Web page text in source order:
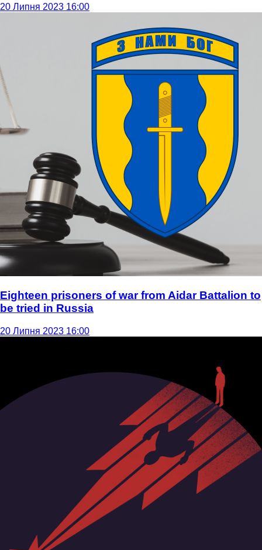
20 Липня 2023 16:00
Eighteen prisoners of war from Aidar Battalion to
be tried in Russia
20 Липня 2023 16:00